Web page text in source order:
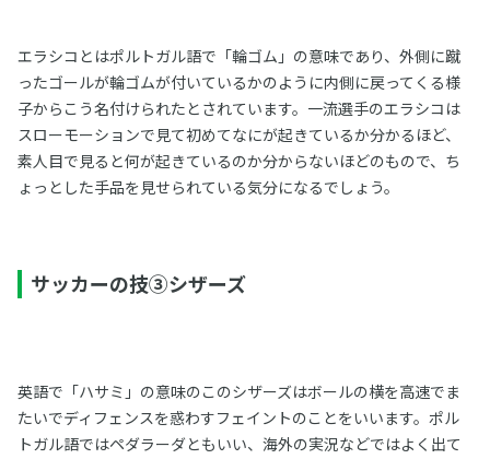
エラシコとはポルトガル語で「輪ゴム」の意味であり、外側に蹴
ったゴールが輪ゴムが付いているかのように内側に戻ってくる様
子からこう名付けられたとされています。一流選手のエラシコは
スローモーションで見て初めてなにが起きているか分かるほど、
素人目で見ると何が起きているのか分からないほどのもので、ち
ょっとした手品を見せられている気分になるでしょう。
サッカーの技③シザーズ
英語で「ハサミ」の意味のこのシザーズはボールの横を高速でま
たいでディフェンスを惑わすフェイントのことをいいます。ポル
トガル語ではペダラーダともいい、海外の実況などではよく出て